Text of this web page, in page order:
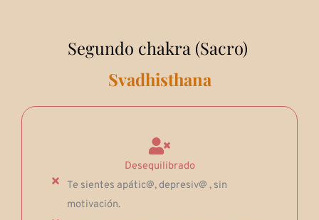
Segundo chakra (Sacro)
Svadhisthana
Desequilibrado
Te sientes apátic@, depresiv@ , sin
motivación.